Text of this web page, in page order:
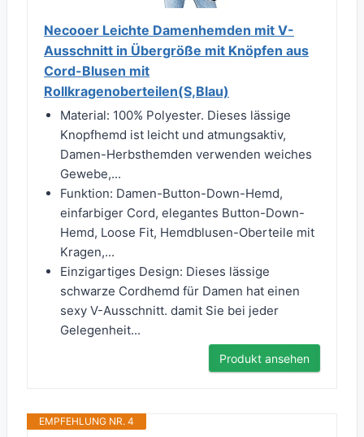
Necooer Leichte Damenhemden mit V-
Ausschnitt in Übergröße mit Knöpfen aus
Cord-Blusen mit
Rollkragenoberteilen(S,Blau)
Material: 100% Polyester. Dieses lässige
Knopfhemd ist leicht und atmungsaktiv,
Damen-Herbsthemden verwenden weiches
Gewebe,...
Funktion: Damen-Button-Down-Hemd,
einfarbiger Cord, elegantes Button-Down-
Hemd, Loose Fit, Hemdblusen-Oberteile mit
Kragen,...
Einzigartiges Design: Dieses lässige
schwarze Cordhemd für Damen hat einen
sexy V-Ausschnitt. damit Sie bei jeder
Gelegenheit...
Produkt ansehen
EMPFEHLUNG NR. 4